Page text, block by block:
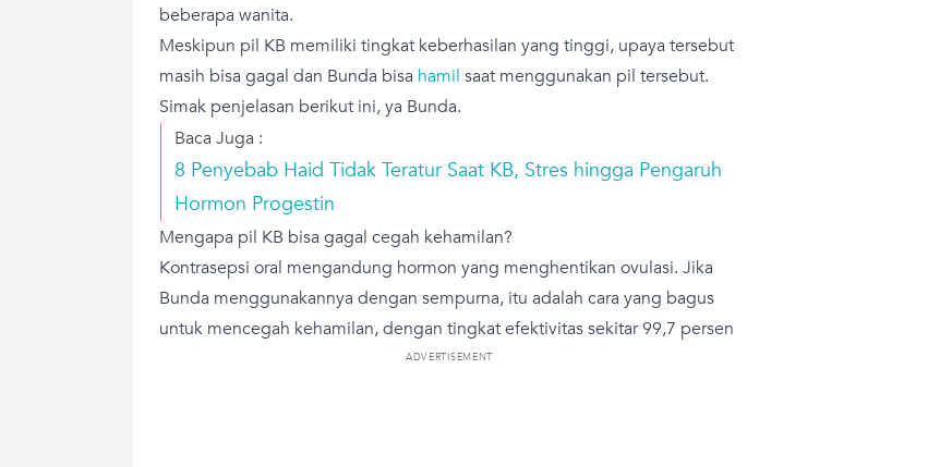
beberapa wanita.
Meskipun pil KB memiliki tingkat keberhasilan yang tinggi, upaya tersebut
masih bisa gagal dan Bunda bisa hamil saat menggunakan pil tersebut.
Simak penjelasan berikut ini, ya Bunda.
Baca Juga :
8 Penyebab Haid Tidak Teratur Saat KB, Stres hingga Pengaruh
Hormon Progestin
Mengapa pil KB bisa gagal cegah kehamilan?
Kontrasepsi oral mengandung hormon yang menghentikan ovulasi. Jika
Bunda menggunakannya dengan sempurna, itu adalah cara yang bagus
untuk mencegah kehamilan, dengan tingkat efektivitas sekitar 99,7 persen
ADVERTISEMENT